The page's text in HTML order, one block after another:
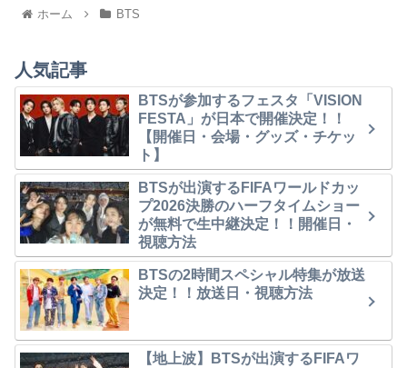
ホーム BTS
人気記事
BTSが参加するフェスタ「VISION
FESTA」が日本で開催決定！！
【開催日・会場・グッズ・チケッ
ト】
BTSが出演するFIFAワールドカッ
プ2026決勝のハーフタイムショー
が無料で生中継決定！！開催日・
視聴方法
BTSの2時間スペシャル特集が放送
決定！！放送日・視聴方法
【地上波】BTSが出演するFIFAワ